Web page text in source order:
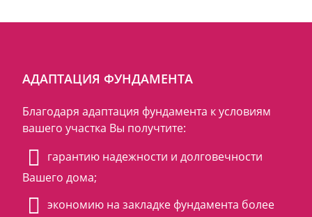
АДАПТАЦИЯ ФУНДАМЕНТА
Благодаря адаптация фундамента к условиям
вашего участка Вы получтите:
гарантию надежности и долговечности
Вашего дома;
экономию на закладке фундамента более